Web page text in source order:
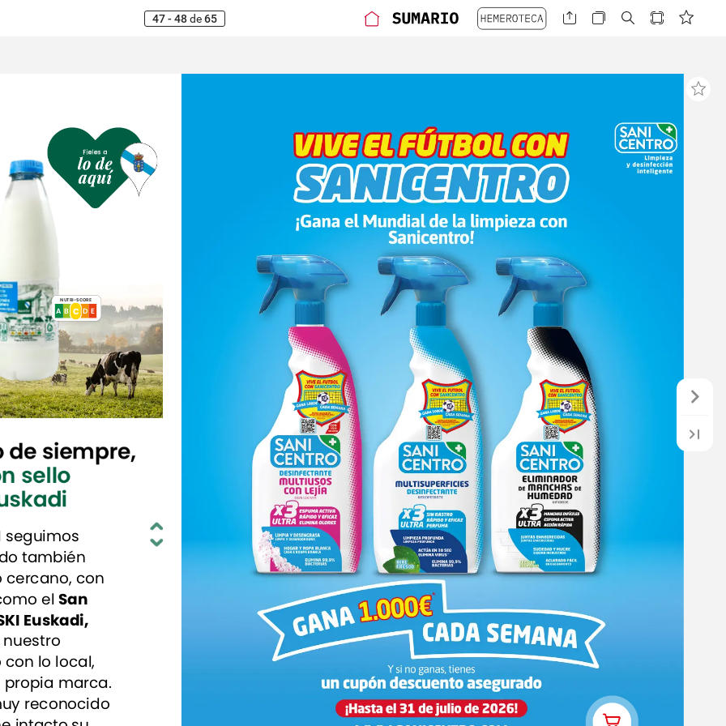
47 - 48 de 65
de siempre,
sello
seguimos
también
cercano, con
elSan
Euskadi,
nuestro
con lo local,
propia marca.
reconocido
A B D E
C
NUTRI-SCORE
C